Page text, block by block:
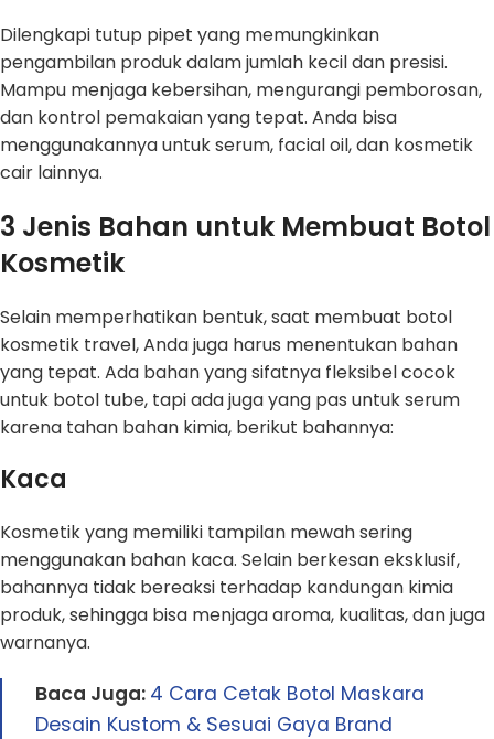
Dilengkapi tutup pipet yang memungkinkan
pengambilan produk dalam jumlah kecil dan presisi.
Mampu menjaga kebersihan, mengurangi pemborosan,
dan kontrol pemakaian yang tepat. Anda bisa
menggunakannya untuk serum, facial oil, dan kosmetik
cair lainnya.
3 Jenis Bahan untuk Membuat Botol
Kosmetik
Selain memperhatikan bentuk, saat membuat botol
kosmetik travel, Anda juga harus menentukan bahan
yang tepat. Ada bahan yang sifatnya fleksibel cocok
untuk botol tube, tapi ada juga yang pas untuk serum
karena tahan bahan kimia, berikut bahannya:
Kaca
Kosmetik yang memiliki tampilan mewah sering
menggunakan bahan kaca. Selain berkesan eksklusif,
bahannya tidak bereaksi terhadap kandungan kimia
produk, sehingga bisa menjaga aroma, kualitas, dan juga
warnanya.
Baca Juga: 4 Cara Cetak Botol Maskara
Desain Kustom & Sesuai Gaya Brand